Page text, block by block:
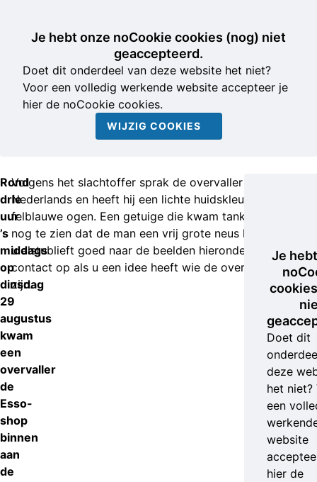
Je hebt onze noCookie cookies (nog) niet
geaccepteerd.
Doet dit onderdeel van deze website het niet?
Voor een volledig werkende website accepteer je
hier de noCookie cookies.
WIJZIG COOKIES
Rond
drie
uur
’s
middags
op
dinsdag
29
augustus
kwam
een
overvaller
de
Esso-
shop
binnen
aan
de
Volgens het slachtoffer sprak de overvaller accentloos
Nederlands en heeft hij een lichte huidskleur en
felblauwe ogen. Een getuige die kwam tanken dacht
nog te zien dat de man een vrij grote neus heeft. Kijkt
u alstublieft goed naar de beelden hieronder en neem
contact op als u een idee heeft wie de overvaller kan
zijn.
Je
Doet dit
deze
het niet?
een
website
hier de